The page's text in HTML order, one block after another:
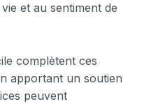
et au sentiment de
complètent ces
apportant un soutien
peuvent